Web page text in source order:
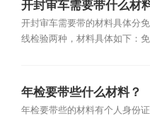
开封审车需要带什么材
开封审车需要带的材料具体分
线检验两种，材料具体如下：免
年检要带些什么材料？
年检要带些的材料有个人身份